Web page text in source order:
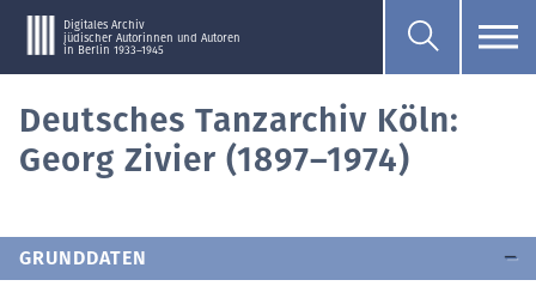
Digitales Archiv
jüdischer Autorinnen und Autoren
in Berlin 1933–1945
Deutsches Tanzarchiv Köln:
Georg Zivier (1897–1974)
GRUNDDATEN